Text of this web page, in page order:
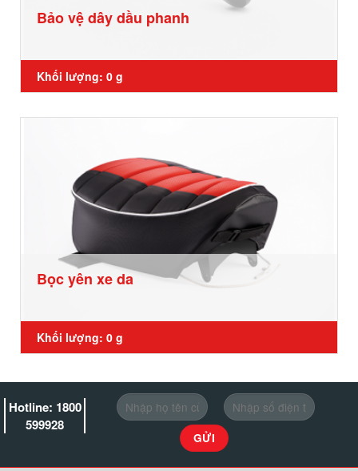
Bảo vệ dây dầu phanh
Khối lượng: 0 g
Bọc yên xe da
Khối lượng: 0 g
Hotline: 1800
599928